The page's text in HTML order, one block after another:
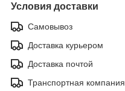
Условия доставки
Самовывоз
Доставка курьером
Доставка почтой
Транспортная компания